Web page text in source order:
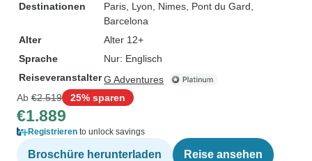
Destinationen
Paris , Lyon , Nimes , Pont du Gard
Barcelona
Alter
Alter 12+
Sprache
Nur: Englisch
ReiseveranstalterG Adventures
Ab €2.519 25% sparen
€1.889
Registrieren to unlock savings
Broschüre herunterladen Reise ansehen